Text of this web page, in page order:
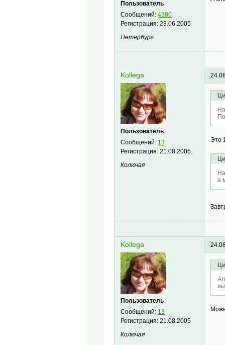
Пользователь
Сообщений:4380
Регистрация:23.06.2005
Петербург
Kollega
Пользователь
Сообщений: 13
Регистрация:21.08.2005
Колючая
Это
а
Kollega
Пользователь
Сообщений: 13
Регистрация:21.08.2005
Колючая